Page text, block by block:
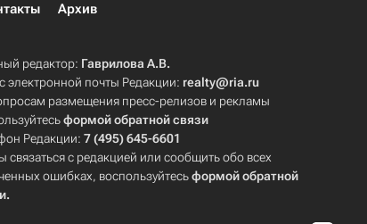
Архив
редактор: Гаврилова А.В.
электронной почты Редакции: realty@ria.ru
размещения пресс-релизов и рекламы
формой обратной связи
Редакции:7 (495) 645-6601
связаться с редакцией или сообщить обо всех
ошибках, воспользуйтесьформой обратной
.